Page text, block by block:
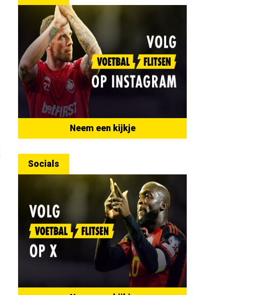
Neem een kijkje
Socials